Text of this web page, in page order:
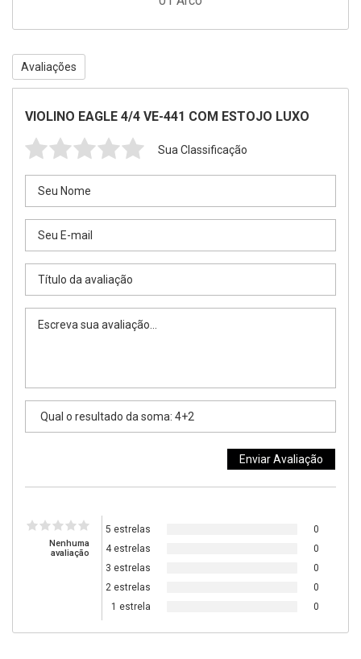
Avaliações
VIOLINO EAGLE 4/4 VE-441 COM ESTOJO LUXO
Sua Classificação
Nenhuma
avaliação
5 estrelas
0
4 estrelas
0
3 estrelas
0
2 estrelas
0
1 estrela
0